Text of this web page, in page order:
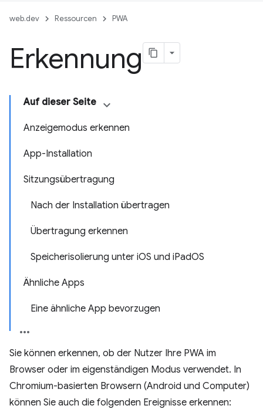
web.dev Ressourcen PWA
Erkennung
Auf dieser Seite
Anzeigemodus erkennen
App-Installation
Sitzungsübertragung
Nach der Installation übertragen
Übertragung erkennen
Speicherisolierung unter iOS und iPadOS
Ähnliche Apps
Eine ähnliche App bevorzugen
Sie können erkennen, ob der Nutzer Ihre PWA im
Browser oder im eigenständigen Modus verwendet. In
Chromium-basierten Browsern (Android und Computer)
können Sie auch die folgenden Ereignisse erkennen: